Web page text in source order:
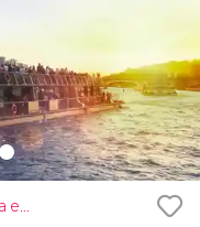
Cruceros por el Sena en París